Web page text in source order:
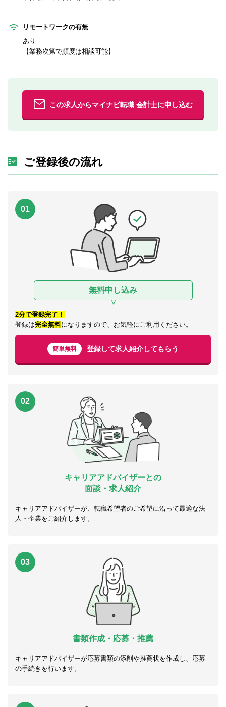
リモートワークの有無
あり
【業務次第で頻度は相談可能】
この求人からマイナビ転職 会計士に申し込む
ご登録後の流れ
01
無料申し込み
2分で登録完了！
登録は完全無料になりますので、お気軽にご利用ください。
簡単無料 登録して求人紹介してもらう
02
キャリアアドバイザーとの
面談・求人紹介
キャリアアドバイザーが、転職希望者のご希望に沿って最適な法
人・企業をご紹介します。
03
書類作成・応募・推薦
キャリアアドバイザーが応募書類の添削や推薦状を作成し、応募
の手続きを行います。